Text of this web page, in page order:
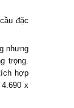
đặc
nhưng
trọng.
hợp
x